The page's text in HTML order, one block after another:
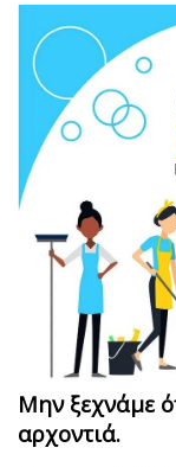
Μην ξεχνάμε
αρχοντιά.